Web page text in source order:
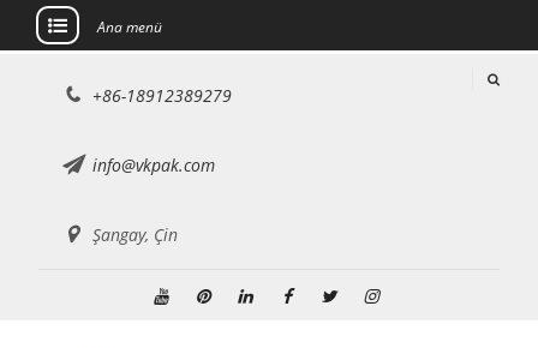
Ana menü
+86-18912389279
info@vkpak.com
Şangay, Çin